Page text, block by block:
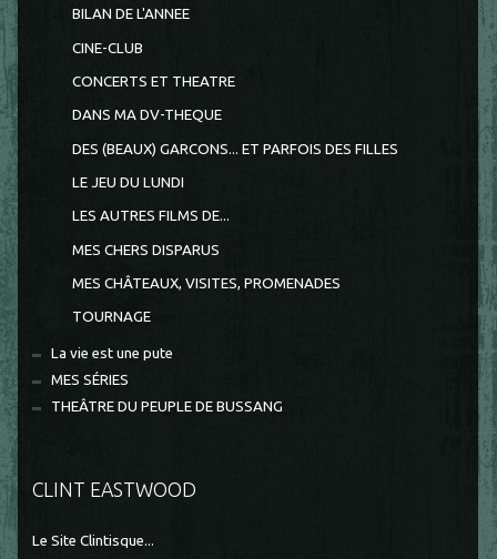
BILAN DE L'ANNEE
CINE-CLUB
CONCERTS ET THEATRE
DANS MA DV-THEQUE
DES (BEAUX) GARCONS... ET PARFOIS DES FILLES
LE JEU DU LUNDI
LES AUTRES FILMS DE...
MES CHERS DISPARUS
MES CHÂTEAUX, VISITES, PROMENADES
TOURNAGE
La vie est une pute
MES SÉRIES
THEÂTRE DU PEUPLE DE BUSSANG
CLINT EASTWOOD
Le Site Clintisque...